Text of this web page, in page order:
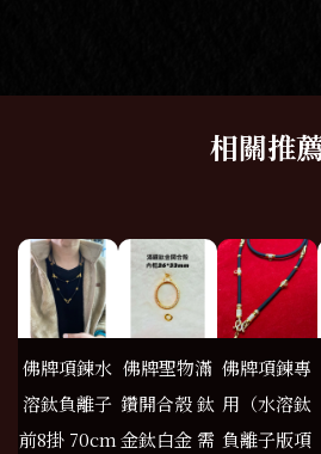
佛牌項鍊水
溶鈦負離子
前8掛 70cm
佛牌聖物滿
鑽開合殼 鈦
金鈦白金 需
佛牌項鍊專
用（水溶鈦
負離子版項